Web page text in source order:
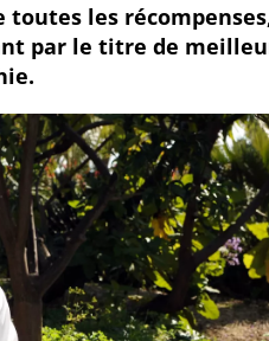
toutes les
par le titre de